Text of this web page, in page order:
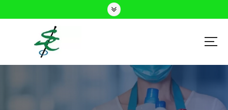
Schoonmaakdiensten Delft, Den Haag en Rijswijk